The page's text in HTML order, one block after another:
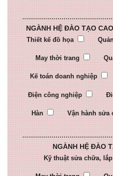
NGÀNH HỆ ĐÀO TẠO
Thiết kế đồ họa
May thời trang
Kế toán doanh nghiệp
Điện công nghiệp
Hàn Vận hành sửa
NGÀNH HỆ ĐÀO
Kỹ thuật sửa chữa,